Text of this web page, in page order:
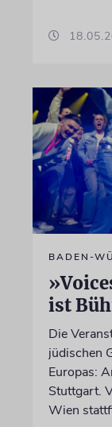
BADEN-
ist
Die
jüdischen
Europas:
Stuttgart.
Wien